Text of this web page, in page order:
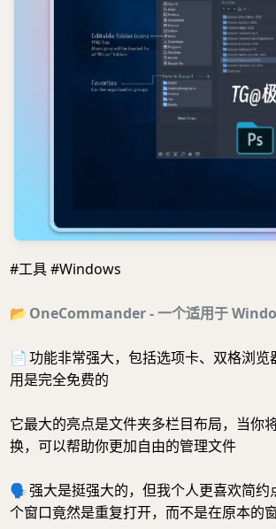
#工具 #Windows
📂OneCommander - 一个适用于
📄功能非常强大，包括选项卡、双格浏
用是完全免费的
它最大的亮点是文件夹多栏目布局，当你
换，可以帮助你更加自由的管理文件
🗣强大是挺强大的，但我个人更喜欢简
个窗口竟然是重复打开，而不是在原本的